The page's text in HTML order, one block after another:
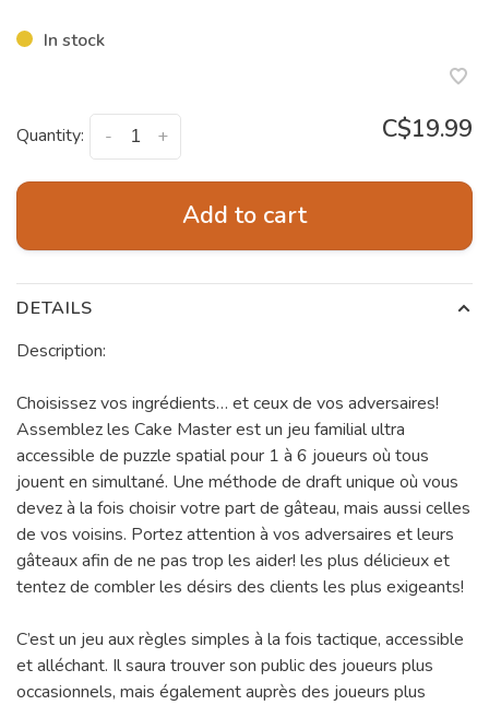
In stock
Quantity: +
- C$19.99
Add to cart
DETAILS
Description:
Choisissez vos ingrédients… et ceux de vos adversaires!
Assemblez les Cake Master est un jeu familial ultra
accessible de puzzle spatial pour 1 à 6 joueurs où tous
jouent en simultané. Une méthode de draft unique où vous
devez à la fois choisir votre part de gâteau, mais aussi celles
de vos voisins. Portez attention à vos adversaires et leurs
gâteaux afin de ne pas trop les aider! les plus délicieux et
tentez de combler les désirs des clients les plus exigeants!
C’est un jeu aux règles simples à la fois tactique, accessible
et alléchant. Il saura trouver son public des joueurs plus
occasionnels, mais également auprès des joueurs plus